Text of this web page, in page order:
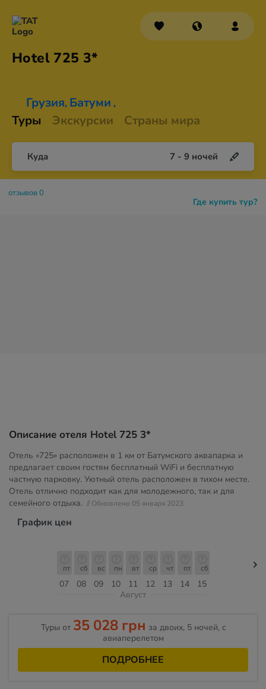
Hotel 725 3*
Грузия, Батуми ,
Туры Экскурсии Страны мира
Куда 7 - 9 ночей
Где купить тур?
отзывов 0
Описание отеля Hotel 725 3*
Отель «725» расположен в 1 км от Батумского аквапарка и
предлагает своим гостям бесплатный WiFi и бесплатную
частную парковку. Уютный отель расположен в тихом месте.
Отель отлично подходит как для молодежного, так и для
семейного отдыха. // Обновлено 05 января 2023
График цен
07
пт
08
сб
09
вс
10
пн
11
вт
12
ср
13
чт
14
пт
15
сб
Август
Туры от 35 028 грн за двоих, 5 ночей, c
авиаперелетом
ПОДРОБНЕЕ